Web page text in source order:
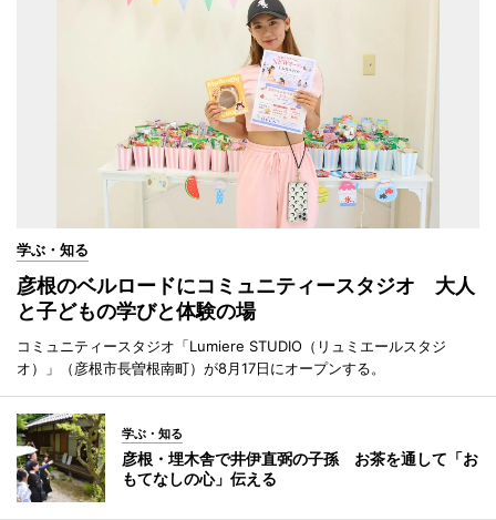
学ぶ・知る
彦根のベルロードにコミュニティースタジオ 大人
と子どもの学びと体験の場
コミュニティースタジオ「Lumiere STUDIO（リュミエールスタジ
オ）」（彦根市長曽根南町）が8月17日にオープンする。
学ぶ・知る
彦根・埋木舎で井伊直弼の子孫 お茶を通して「お
もてなしの心」伝える